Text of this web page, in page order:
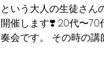
という大人の生徒さん
開催します❣️ 20代〜70
奏会です。 その時の講